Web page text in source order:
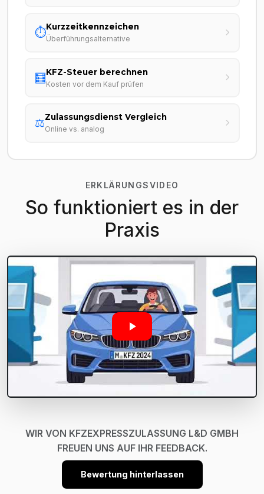
⏱️Kurzzeitkennzeichen
Überführungsalternative
🧮KFZ-Steuer berechnen
Kosten vor dem Kauf prüfen
⚖️Zulassungsdienst Vergleich
Online vs. analog
ERKLÄRUNGSVIDEO
So funktioniert es in der
Praxis
WIR VON KFZEXPRESSZULASSUNG L&D GMBH
FREUEN UNS AUF IHR FEEDBACK.
Bewertung hinterlassen